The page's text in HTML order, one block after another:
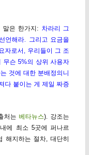
은 한가지: 차라리 그
언해라. 그리고 요금을
자로서, 우리들이 그 조
무슨 5%의 상위 사용자
것에 대한 분배정의니
다 붙이는 게 제일 짜증
처는베타뉴스). 강조는
에 최소 5곳에 퍼나르
해지하는 절차, 대단히